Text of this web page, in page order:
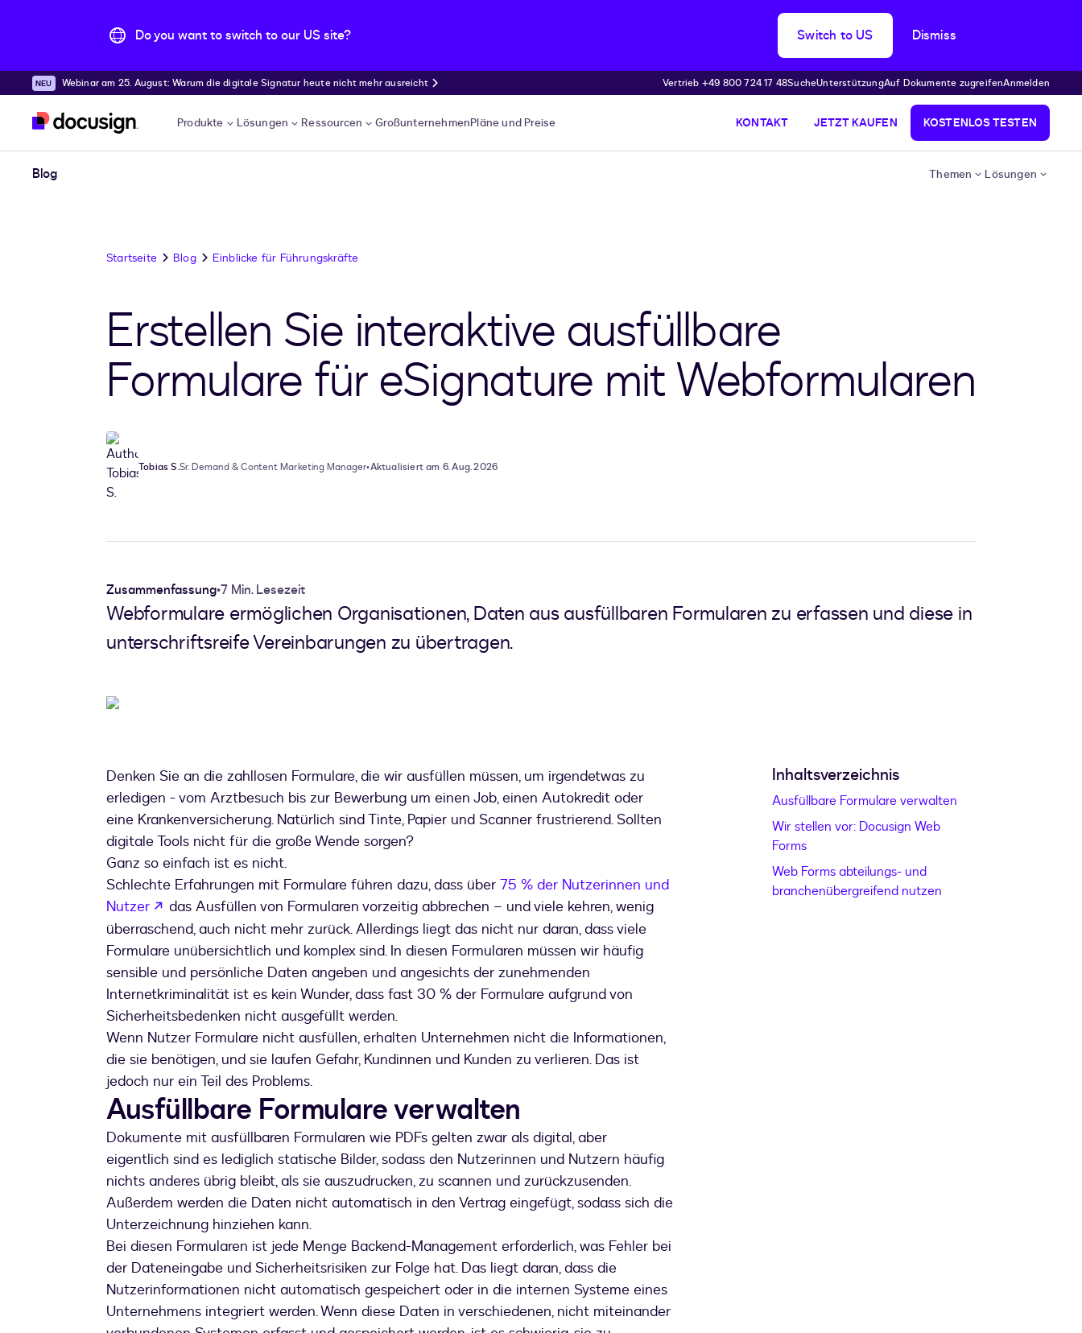
Do you want to switch to our US site? Switch to US Dismiss
Überspringen und weiter zum Hauptinhalt
Webinar am 25. August: Warum die digitale Signatur heute nicht mehr ausreicht Vertrieb +49 800 724 17 48SucheUnterstützungAuf Dokumente zugreifenAnmelden
Produkte Lösungen Ressourcen GroßunternehmenPläne und Preise KONTAKT JETZT KAUFEN KOSTENLOS TESTEN
Blog Themen Lösungen
Startseite Blog Einblicke für Führungskräfte
Erstellen Sie interaktive ausfüllbare
Formulare für eSignature mit Webformularen
Tobias S.Sr. Demand & Content Marketing Manager•Aktualisiert am 6. Aug. 2026
Zusammenfassung•7 Min. Lesezeit
Webformulare ermöglichen Organisationen, Daten aus ausfüllbaren Formularen zu erfassen und diese in
unterschriftsreife Vereinbarungen zu übertragen.
Denken Sie an die zahllosen Formulare, die wir ausfüllen müssen, um irgendetwas zu
erledigen - vom Arztbesuch bis zur Bewerbung um einen Job, einen Autokredit oder
eine Krankenversicherung. Natürlich sind Tinte, Papier und Scanner frustrierend. Sollten
digitale Tools nicht für die große Wende sorgen?
Ganz so einfach ist es nicht.
Schlechte Erfahrungen mit Formulare führen dazu, dass über 75 % der Nutzerinnen und
Nutzer
wird in einem neuen Tab geöffnet
das Ausfüllen von Formularen vorzeitig abbrechen – und viele kehren, wenig
überraschend, auch nicht mehr zurück. Allerdings liegt das nicht nur daran, dass viele
Formulare unübersichtlich und komplex sind. In diesen Formularen müssen wir häufig
sensible und persönliche Daten angeben und angesichts der zunehmenden
Internetkriminalität ist es kein Wunder, dass fast 30 % der Formulare aufgrund von
Sicherheitsbedenken nicht ausgefüllt werden.
Wenn Nutzer Formulare nicht ausfüllen, erhalten Unternehmen nicht die Informationen,
die sie benötigen, und sie laufen Gefahr, Kundinnen und Kunden zu verlieren. Das ist
jedoch nur ein Teil des Problems.
Ausfüllbare Formulare verwalten
Dokumente mit ausfüllbaren Formularen wie PDFs gelten zwar als digital, aber
eigentlich sind es lediglich statische Bilder, sodass den Nutzerinnen und Nutzern häufig
nichts anderes übrig bleibt, als sie auszudrucken, zu scannen und zurückzusenden.
Außerdem werden die Daten nicht automatisch in den Vertrag eingefügt, sodass sich die
Unterzeichnung hinziehen kann.
Bei diesen Formularen ist jede Menge Backend-Management erforderlich, was Fehler bei
der Dateneingabe und Sicherheitsrisiken zur Folge hat. Das liegt daran, dass die
Nutzerinformationen nicht automatisch gespeichert oder in die internen Systeme eines
Unternehmens integriert werden. Wenn diese Daten in verschiedenen, nicht miteinander
Inhaltsverzeichnis
Ausfüllbare Formulare verwalten
Wir stellen vor: Docusign Web
Forms
Web Forms abteilungs- und
branchenübergreifend nutzen